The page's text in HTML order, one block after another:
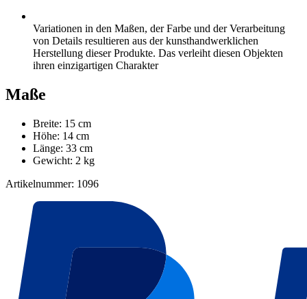
Variationen in den Maßen, der Farbe und der Verarbeitung
von Details resultieren aus der kunsthandwerklichen
Herstellung dieser Produkte. Das verleiht diesen Objekten
ihren einzigartigen Charakter
Maße
Breite: 15 cm
Höhe: 14 cm
Länge: 33 cm
Gewicht: 2 kg
Artikelnummer: 1096